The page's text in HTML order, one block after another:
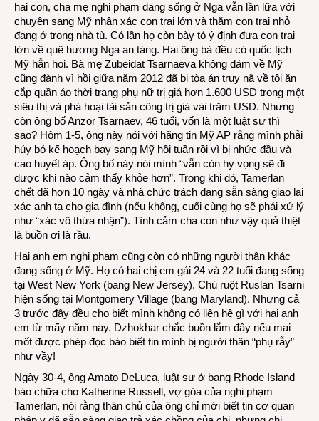
hai con, cha mẹ nghi phạm đang sống ở Nga vẫn lần lữa với
chuyện sang Mỹ nhận xác con trai lớn và thăm con trai nhỏ
đang ở trong nhà tù. Có lần họ còn bày tỏ ý định đưa con trai
lớn về quê hương Nga an táng. Hai ông bà đều có quốc tịch
Mỹ hẳn hoi. Bà mẹ Zubeidat Tsarnaeva không dám về Mỹ
cũng đành vì hồi giữa năm 2012 đã bị tòa án truy nã về tội ăn
cắp quần áo thời trang phụ nữ trị giá hơn 1.600 USD trong một
siêu thị và phá hoại tài sản công trị giá vài trăm USD. Nhưng
còn ông bố Anzor Tsarnaev, 46 tuổi, vốn là một luật sư thì
sao? Hôm 1-5, ông này nói với hãng tin Mỹ AP rằng mình phải
hủy bỏ kế hoạch bay sang Mỹ hồi tuần rồi vì bị nhức đầu và
cao huyết áp. Ông bố này nói mình “vẫn còn hy vọng sẽ đi
được khi nào cảm thấy khỏe hơn”. Trong khi đó, Tamerlan
chết đã hơn 10 ngày và nhà chức trách đang sẵn sàng giao lại
xác anh ta cho gia đình (nếu không, cuối cùng họ sẽ phải xử lý
như “xác vô thừa nhận”). Tình cảm cha con như vậy quả thiệt
là buồn ơi là rầu.
Hai anh em nghi phạm cũng còn có những người thân khác
đang sống ở Mỹ. Họ có hai chị em gái 24 và 22 tuổi đang sống
tại West New York (bang New Jersey). Chú ruột Ruslan Tsarni
hiện sống tại Montgomery Village (bang Maryland). Nhưng cả
3 trước đây đều cho biết mình không có liên hệ gì với hai anh
em từ mấy năm nay. Dzhokhar chắc buồn lắm đây nếu mai
mốt được phép đọc báo biết tin mình bị người thân “phụ rẫy”
như vầy!
Ngày 30-4, ông Amato DeLuca, luật sư ở bang Rhode Island
bào chữa cho Katherine Russell, vợ góa của nghi phạm
Tamerlan, nói rằng thân chủ của ông chỉ mới biết tin cơ quan